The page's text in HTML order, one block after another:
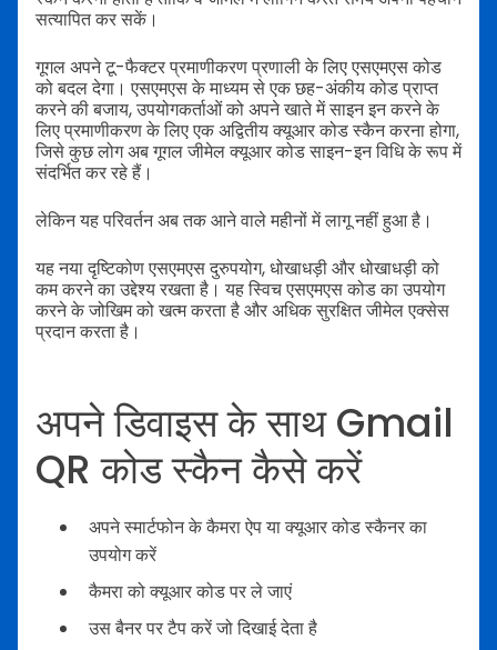
सत्यापित कर सकें।
गूगल अपने टू-फैक्टर प्रमाणीकरण प्रणाली के लिए एसएमएस कोड
को बदल देगा। एसएमएस के माध्यम से एक छह-अंकीय कोड प्राप्त
करने की बजाय, उपयोगकर्ताओं को अपने खाते में साइन इन करने के
लिए प्रमाणीकरण के लिए एक अद्वितीय क्यूआर कोड स्कैन करना होगा,
जिसे कुछ लोग अब गूगल जीमेल क्यूआर कोड साइन-इन विधि के रूप में
संदर्भित कर रहे हैं।
लेकिन यह परिवर्तन अब तक आने वाले महीनों में लागू नहीं हुआ है।
यह नया दृष्टिकोण एसएमएस दुरुपयोग, धोखाधड़ी और धोखाधड़ी को
कम करने का उद्देश्य रखता है। यह स्विच एसएमएस कोड का उपयोग
करने के जोखिम को खत्म करता है और अधिक सुरक्षित जीमेल एक्सेस
प्रदान करता है।
अपने डिवाइस के साथ Gmail
QR कोड स्कैन कैसे करें
अपने स्मार्टफोन के कैमरा ऐप या क्यूआर कोड स्कैनर का
उपयोग करें
कैमरा को क्यूआर कोड पर ले जाएं
उस बैनर पर टैप करें जो दिखाई देता है